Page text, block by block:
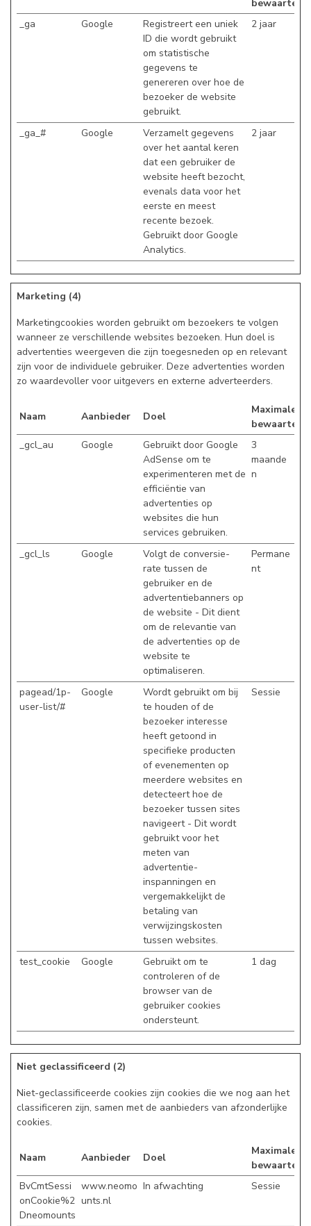
_ga
Google
Registreert een uniek
ID die wordt gebruikt
om statistische
gegevens te
genereren over hoe de
bezoeker de website
gebruikt.
2 jaar
_ga_# Google
Verzamelt gegevens
over het aantal keren
dat een gebruiker de
website heeft bezocht,
evenals data voor het
eerste en meest
recente bezoek.
Gebruikt door Google
Analytics.
2 jaar
Marketing (4)
Marketingcookies worden gebruikt om bezoekers te volgen
wanneer ze verschillende websites bezoeken. Hun doel is
advertenties weergeven die zijn toegesneden op en relevant
zijn voor de individuele gebruiker. Deze advertenties worden
zo waardevoller voor uitgevers en externe adverteerders.
Naam Aanbieder Doel
Maximale
_gcl_au
Google
Gebruikt door Google
AdSense om te
experimenteren met de
efficiëntie van
advertenties op
websites die hun
services gebruiken.
3
maande
n
_gcl_ls Google
Volgt de conversie-
rate tussen de
gebruiker en de
advertentiebanners op
de website - Dit dient
om de relevantie van
de advertenties op de
website te
optimaliseren.
Permane
nt
pagead/1p-
user-list/#
Google
Wordt gebruikt om bij
te houden of de
bezoeker interesse
heeft getoond in
specifieke producten
of evenementen op
meerdere websites en
detecteert hoe de
bezoeker tussen sites
navigeert - Dit wordt
gebruikt voor het
meten van
advertentie-
inspanningen en
vergemakkelijkt de
betaling van
verwijzingskosten
tussen websites.
Sessie
test_cookie Google
Gebruikt om te
controleren of de
browser van de
gebruiker cookies
ondersteunt.
1 dag
Niet geclassificeerd (2)
Niet-geclassificeerde cookies zijn cookies die we nog aan het
classificeren zijn, samen met de aanbieders van afzonderlijke
cookies.
Naam Aanbieder Doel
Maximale
BvCmtSessi
onCookie%2
Dneomounts
www.neomo
unts.nl
In afwachting Sessie